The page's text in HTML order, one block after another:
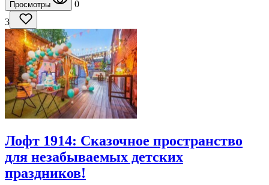
Просмотры
0
3
Лофт 1914: Сказочное пространство
для незабываемых детских
праздников!